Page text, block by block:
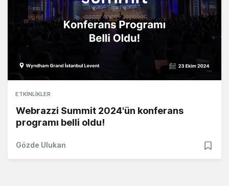
ETKINLIKLER
Webrazzi Summit 2024'ün konferans
programı belli oldu!
Gözde Ulukan